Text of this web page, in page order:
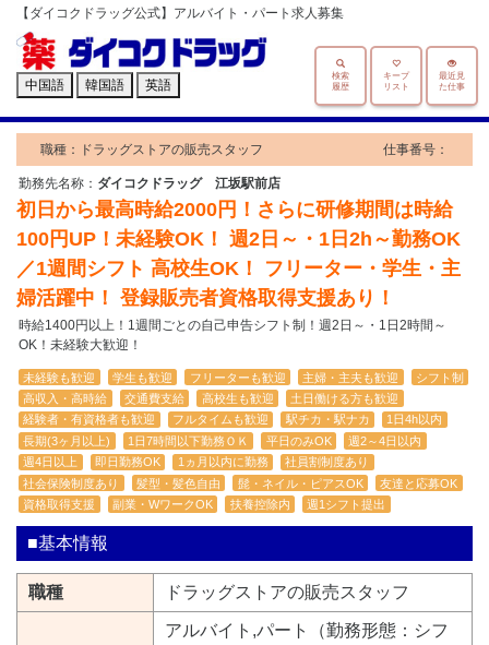
【ダイコクドラッグ公式】アルバイト・パート求人募集
中国語 韓国語 英語
最近見
た仕事
キープ
リスト
検索
履歴
職種：ドラッグストアの販売スタッフ 仕事番号：
勤務先名称： ダイコクドラッグ 江坂駅前店
初日から最高時給2000円！さらに研修期間は時給
100円UP！未経験OK！ 週2日～・1日2h～勤務OK
／1週間シフト 高校生OK！ フリーター・学生・主
婦活躍中！ 登録販売者資格取得支援あり！
時給1400円以上！1週間ごとの自己申告シフト制！週2日～・1日2時間～
OK！未経験大歓迎！
未経験も歓迎 学生も歓迎 フリーターも歓迎 主婦・主夫も歓迎
シフト制
高収入・高時給
交通費支給 高校生も歓迎
土日働ける方も歓迎
経験者・有資格者も歓迎
フルタイムも歓迎 駅チカ・駅ナカ
1日4h以内
長期(3ヶ月以上)
1日7時間以下勤務ＯＫ 平日のみOK
週2～4日以内
週4日以上
即日勤務OK 1ヵ月以内に勤務
社員割制度あり
社会保険制度あり
髪型・髪色自由 髭・ネイル・ピアスOK
友達と応募OK
資格取得支援
副業・WワークOK 扶養控除内 週1シフト提出
■基本情報
職種 ドラッグストアの販売スタッフ
アルバイト,パート（勤務形態：シフ